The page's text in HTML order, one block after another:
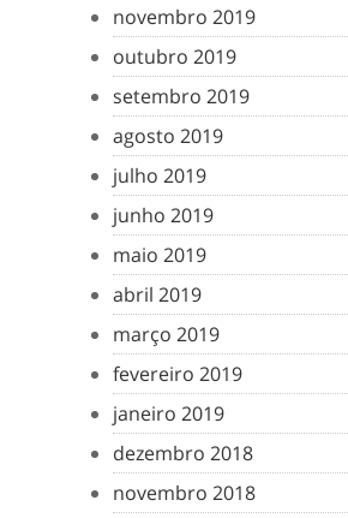
novembro 2019
outubro 2019
setembro 2019
agosto 2019
julho 2019
junho 2019
maio 2019
abril 2019
março 2019
fevereiro 2019
janeiro 2019
dezembro 2018
novembro 2018